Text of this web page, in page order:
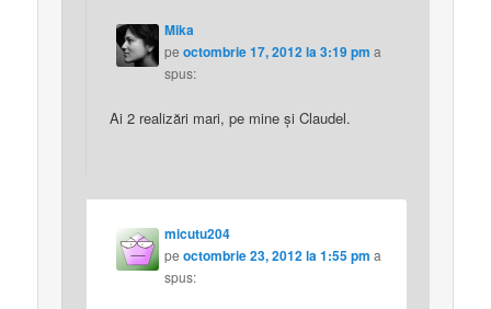
Mika
peoctombrie 17, 2012 la 3:19 pm a
spus:
Ai 2 realizări mari, pe mine şi Claudel.
micutu204
peoctombrie 23, 2012 la 1:55 pm a
spus: